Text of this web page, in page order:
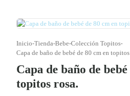
Inicio-Tienda-Bebe-Colección Topitos-
Capa de baño de bebé de 80 cm en topitos
Capa de baño de
topitos rosa.